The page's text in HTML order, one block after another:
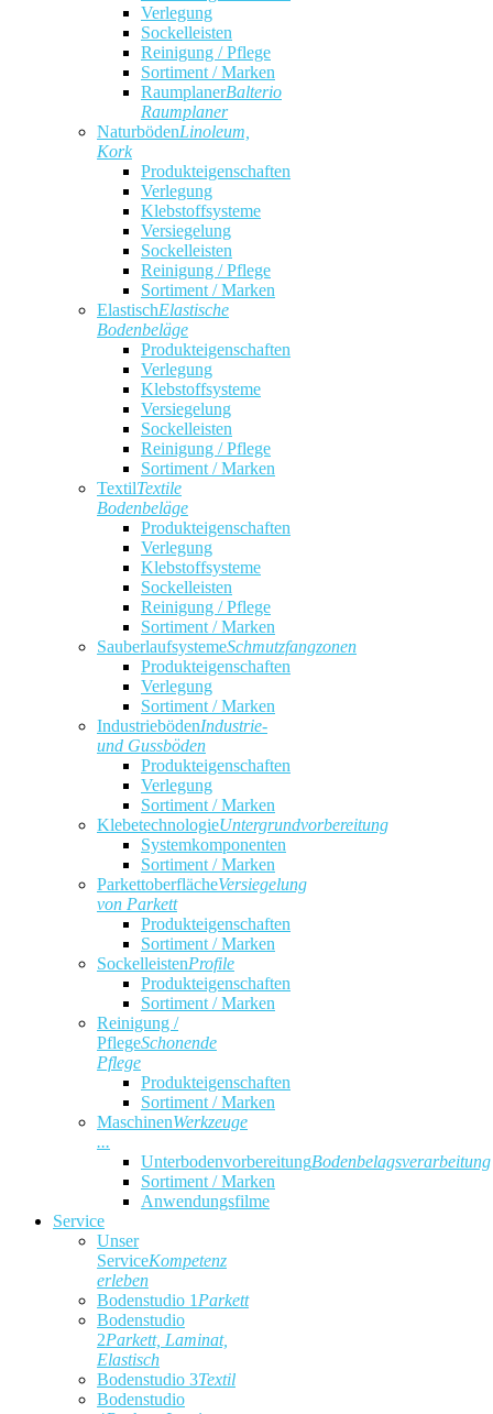
Verlegung
Sockelleisten
Reinigung / Pflege
Sortiment / Marken
RaumplanerBalterio
Raumplaner
NaturbödenLinoleum,
Kork
Produkteigenschaften
Verlegung
Klebstoffsysteme
Versiegelung
Sockelleisten
Reinigung / Pflege
Sortiment / Marken
ElastischElastische
Bodenbeläge
Produkteigenschaften
Verlegung
Klebstoffsysteme
Versiegelung
Sockelleisten
Reinigung / Pflege
Sortiment / Marken
TextilTextile
Bodenbeläge
Produkteigenschaften
Verlegung
Klebstoffsysteme
Sockelleisten
Reinigung / Pflege
Sortiment / Marken
SauberlaufsystemeSchmutzfangzonen
Produkteigenschaften
Verlegung
Sortiment / Marken
IndustriebödenIndustrie-
und Gussböden
Produkteigenschaften
Verlegung
Sortiment / Marken
KlebetechnologieUntergrundvorbereitung
Systemkomponenten
Sortiment / Marken
ParkettoberflächeVersiegelung
von Parkett
Produkteigenschaften
Sortiment / Marken
SockelleistenProfile
Produkteigenschaften
Sortiment / Marken
Reinigung /
PflegeSchonende
Pflege
Produkteigenschaften
Sortiment / Marken
MaschinenWerkzeuge
...
UnterbodenvorbereitungBodenbelagsverarbeitung
Sortiment / Marken
Anwendungsfilme
Service
Unser
ServiceKompetenz
erleben
Bodenstudio 1 Parkett
Bodenstudio
2Parkett, Laminat,
Elastisch
Bodenstudio 3Textil
Bodenstudio